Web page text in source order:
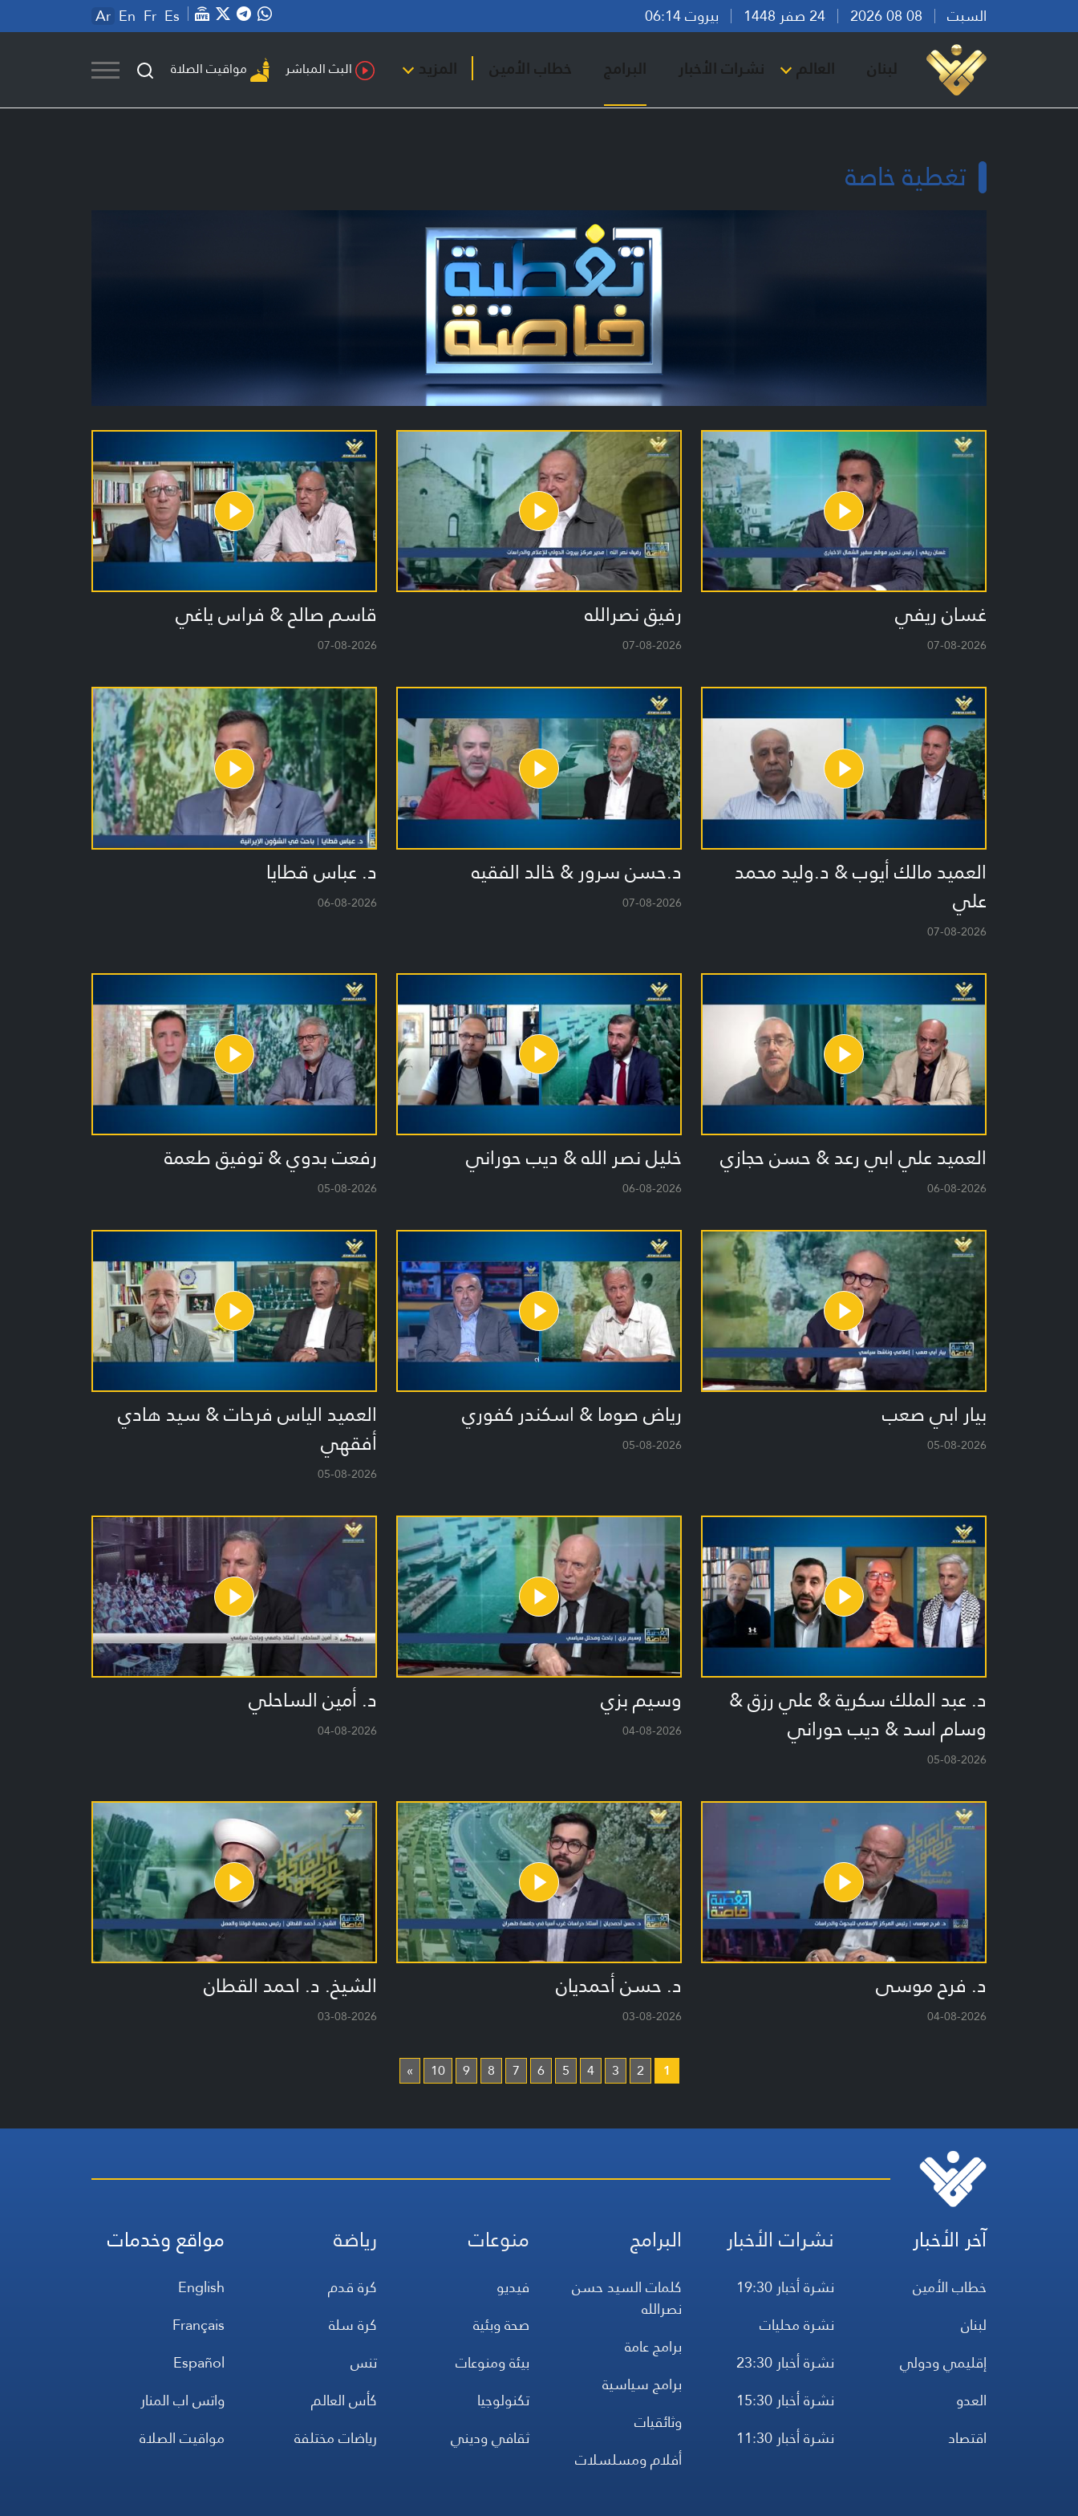
السبت بيروت 06:14 Ar En Fr Es
لبنان العالم نشرات الأخبار البرامج خطاب الأمين المزيد البث المباشر مواقيت الصلاة
تغطية خاصة
غسان ريفي
07-08-2026
رفيق نصرالله
07-08-2026
قاسم صالح & فراس ياغي
07-08-2026
العميد مالك أيوب & د.وليد محمد
علي
07-08-2026
د.حسن سرور & خالد الفقيه
07-08-2026
د. عباس قطايا
06-08-2026
العميد علي ابي رعد & حسن حجازي
06-08-2026
خليل نصر الله & ديب حوراني
06-08-2026
رفعت بدوي & توفيق طعمة
05-08-2026
بيار ابي صعب
05-08-2026
رياض صوما & اسكندر كفوري
05-08-2026
العميد الياس فرحات & سيد هادي
أفقهي
05-08-2026
د. عبد الملك سكرية & علي رزق &
وسام اسد & ديب حوراني
05-08-2026
وسيم بزي
04-08-2026
د. أمين الساحلي
04-08-2026
د. فرح موسى
04-08-2026
د. حسن أحمديان
03-08-2026
الشيخ. د. احمد القطان
03-08-2026
1
2
3
4
5
6
7
8
9
10
»
آخر الأخبار
خطاب الأمين
لبنان
إقليمي ودولي
العدو
اقتصاد
نشرات الأخبار
نشرة أخبار 19:30
نشرة محليات
نشرة أخبار 23:30
نشرة أخبار 15:30
نشرة أخبار 11:30
البرامج
كلمات السيد حسن
نصرالله
برامج عامة
برامج سياسية
وثائقيات
أفلام ومسلسلات
منوعات
فيديو
صحة وبئية
بيئة ومنوعات
تكنولوجيا
ثقافي وديني
رياضة
كرة قدم
كرة سلة
تنس
كأس العالم
رياضات مختلفة
مواقع وخدمات
English
Français
Español
واتس اب المنار
مواقيت الصلاة